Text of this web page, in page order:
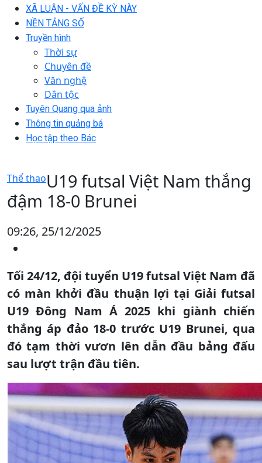
XÃ LUẬN - VẤN ĐỀ KỲ NÀY
NỀN TẢNG SỐ
Truyền hình
Thời sự
Chuyên đề
Văn nghệ
Dân tộc
Tuyên Quang qua ảnh
Thông tin quảng bá
Học tập theo Bác
Thể thaoU19 futsal Việt Nam thắng
đậm 18-0 Brunei
09:26, 25/12/2025
Tối 24/12, đội tuyển U19 futsal Việt Nam đã
có màn khởi đầu thuận lợi tại Giải futsal
U19 Đông Nam Á 2025 khi giành chiến
thắng áp đảo 18-0 trước U19 Brunei, qua
đó tạm thời vươn lên dẫn đầu bảng đấu
sau lượt trận đầu tiên.